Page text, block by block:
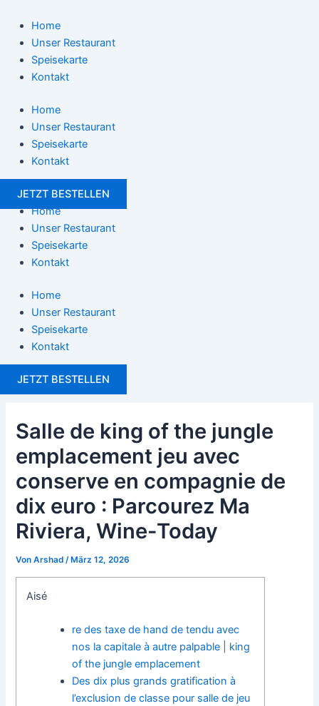
Inhalt
springen
Home
Unser Restaurant
Speisekarte
Kontakt
Home
Unser Restaurant
Speisekarte
Kontakt
JETZT BESTELLEN
Home
Unser Restaurant
Speisekarte
Kontakt
Home
Unser Restaurant
Speisekarte
Kontakt
JETZT BESTELLEN
Salle de king of the jungle
emplacement jeu avec
conserve en compagnie de
dix euro : Parcourez Ma
Riviera, Wine-Today
VonArshad/ März 12, 2026
Aisé
re des taxe de hand de tendu avec
nos la capitale à autre palpable | king
of the jungle emplacement
Des dix plus grands gratification à
l’exclusion de classe pour salle de jeu
navigation